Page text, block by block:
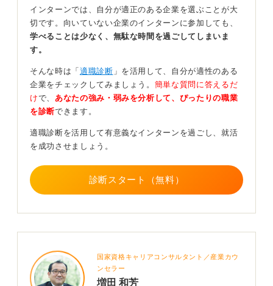
また、社会人としての基本的なスキルや考え方を学ぶ、
あるいは普段あまり接することのない大人たちと接する
機会を通じて、コミュニケーション能力を高めるといっ
た目標も非常に有効です。
社内の人々だけでなく、もし顧客と接するような機会が
あれば、「相手の人との適切な距離感を学ぶ」というの
も、大変良い経験になるでしょう。
う」という気持ちが強くなり過ぎると、かえって得られ
るものが少なくなってしまう場合があります。
私の経験からアドバイスすると、「純粋に体験をしに行
く」という意識で臨むと、さまざまな発見や学びがある
でしょう。
インターンでは、自分が適正のある企業を選ぶことが大
切です。向いていない企業のインターンに参加しても、
学べることは少なく、無駄な時間を過ごしてしまいま
す。
そんな時は「 適職診断 」を活用して、自分が適性のある
企業をチェックしてみましょう。 簡単な質問に答えるだ
けで、 あなたの強み・弱みを分析して、ぴったりの職業
を診断できます。
適職診断を活用して有意義なインターンを過ごし、就活
を成功させましょう。
診断スタート（無料）
国家資格キャリアコンサルタント／産業カウ
ンセラー
増田 和芳